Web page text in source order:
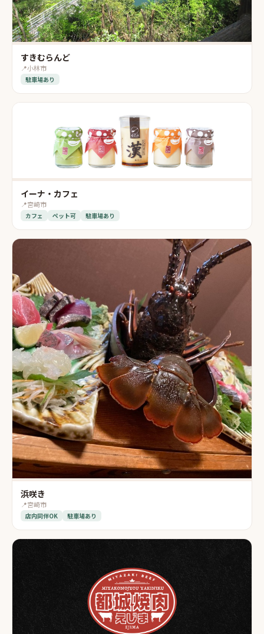
すきむらんど
📍小林市
駐車場あり
イーナ・カフェ
📍宮崎市
カフェ ペット可 駐車場あり
浜咲き
📍宮崎市
店内同伴OK 駐車場あり